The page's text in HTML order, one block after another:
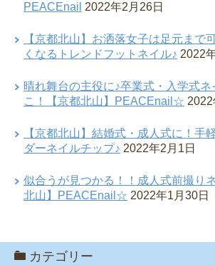
PEACEnail 2022年2月26日
【京都北山】お洒落女子は足元まで
くなるトレンドフットネイル♪ 2022
晴れ舞台の主役に♪卒業式・入学式ネ
こ！【京都北山】PEACEnail☆ 2022
【京都北山】結婚式・成人式に！手
ダーネイルチップ♪ 2022年2月1日
似合うが見つかる！！成人式前撮り
北山】PEACEnail☆ 2022年1月30日
カテゴリー